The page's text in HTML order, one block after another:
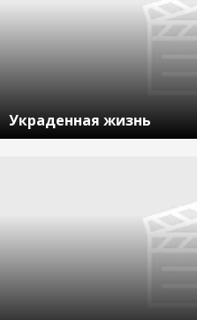
Украденная жизнь